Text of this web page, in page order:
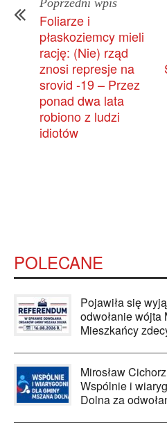
Foliarze i
płaskoziemcy mieli
rację: (Nie) rząd
znosi represje na
srovid -19 – Przez
ponad dwa lata
robiono z ludzi
idiotów
POLECANE
Pojawiła się
odwołanie wójta
Mieszkańcy
Mirosław
Wspólnie i
Dolna za